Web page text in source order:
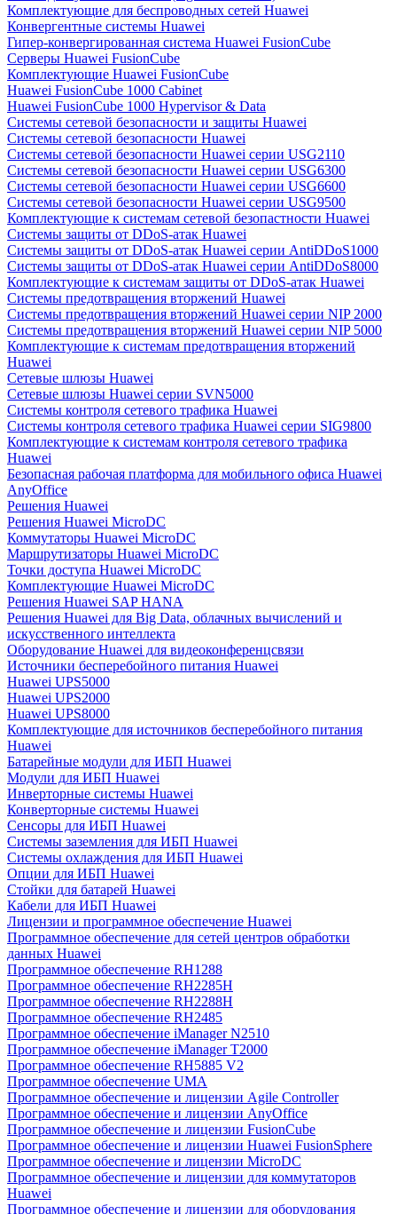
Комплектующие для беспроводных сетей Huawei
Конвергентные системы Huawei
Гипер-конвергированная система Huawei FusionCube
Серверы Huawei FusionCube
Комплектующие Huawei FusionCube
Huawei FusionCube 1000 Cabinet
Huawei FusionCube 1000 Hypervisor & Data
Системы сетевой безопасности и защиты Huawei
Системы сетевой безопасности Huawei
Системы сетевой безопасности Huawei серии USG2110
Системы сетевой безопасности Huawei серии USG6300
Системы сетевой безопасности Huawei серии USG6600
Системы сетевой безопасности Huawei серии USG9500
Комплектующие к системам сетевой безопастности Huawei
Системы защиты от DDoS-атак Huawei
Системы защиты от DDoS-атак Huawei серии AntiDDoS1000
Системы защиты от DDoS-атак Huawei серии AntiDDoS8000
Комплектующие к системам защиты от DDoS-атак Huawei
Системы предотвращения вторжений Huawei
Системы предотвращения вторжений Huawei серии NIP 2000
Системы предотвращения вторжений Huawei серии NIP 5000
Комплектующие к системам предотвращения вторжений
Huawei
Сетевые шлюзы Huawei
Сетевые шлюзы Huawei серии SVN5000
Системы контроля сетевого трафика Huawei
Системы контроля сетевого трафика Huawei серии SIG9800
Комплектующие к системам контроля сетевого трафика
Huawei
Безопасная рабочая платформа для мобильного офиса Huawei
AnyOffice
Решения Huawei
Решения Huawei MicroDC
Коммутаторы Huawei MicroDC
Маршрутизаторы Huawei MicroDC
Точки доступа Huawei MicroDC
Комплектующие Huawei MicroDC
Решения Huawei SAP HANA
Решения Huawei для Big Data, облачных вычислений и
искусственного интеллекта
Оборудование Huawei для видеоконференцсвязи
Источники бесперебойного питания Huawei
Huawei UPS5000
Huawei UPS2000
Huawei UPS8000
Комплектующие для источников бесперебойного питания
Huawei
Батарейные модули для ИБП Huawei
Модули для ИБП Huawei
Инверторные системы Huawei
Конверторные системы Huawei
Сенсоры для ИБП Huawei
Системы заземления для ИБП Huawei
Системы охлаждения для ИБП Huawei
Опции для ИБП Huawei
Стойки для батарей Huawei
Кабели для ИБП Huawei
Лицензии и программное обеспечение Huawei
Программное обеспечение для сетей центров обработки
данных Huawei
Программное обеспечение RH1288
Программное обеспечение RH2285H
Программное обеспечение RH2288H
Программное обеспечение RH2485
Программное обеспечение iManager N2510
Программное обеспечение iManager T2000
Программное обеспечение RH5885 V2
Программное обеспечение UMA
Программное обеспечение и лицензии Agile Controller
Программное обеспечение и лицензии AnyOffice
Программное обеспечение и лицензии FusionCube
Программное обеспечение и лицензии Huawei FusionSphere
Программное обеспечение и лицензии MicroDC
Программное обеспечение и лицензии для коммутаторов
Huawei
Программное обеспечение и лицензии для оборудования